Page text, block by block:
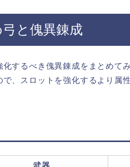
と傀異錬成
化するべき傀異錬成をまとめて
、スロットを強化するより属